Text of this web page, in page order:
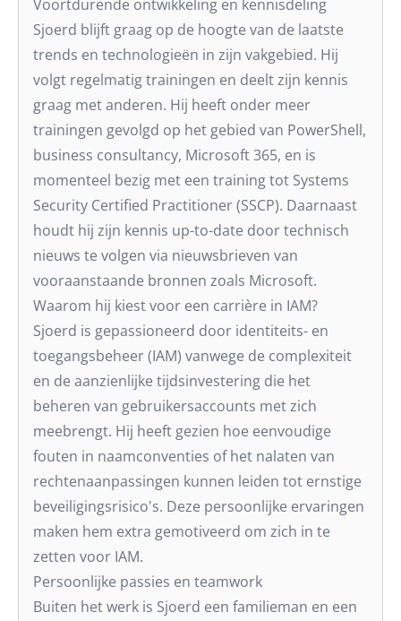
Voortdurende ontwikkeling en kennisdeling
Sjoerd blijft graag op de hoogte van de laatste
trends en technologieën in zijn vakgebied. Hij
volgt regelmatig trainingen en deelt zijn kennis
graag met anderen. Hij heeft onder meer
trainingen gevolgd op het gebied van PowerShell,
business consultancy, Microsoft 365, en is
momenteel bezig met een training tot Systems
Security Certified Practitioner (SSCP). Daarnaast
houdt hij zijn kennis up-to-date door technisch
nieuws te volgen via nieuwsbrieven van
vooraanstaande bronnen zoals Microsoft.
Waarom hij kiest voor een carrière in IAM?
Sjoerd is gepassioneerd door identiteits- en
toegangsbeheer (IAM) vanwege de complexiteit
en de aanzienlijke tijdsinvestering die het
beheren van gebruikersaccounts met zich
meebrengt. Hij heeft gezien hoe eenvoudige
fouten in naamconventies of het nalaten van
rechtenaanpassingen kunnen leiden tot ernstige
beveiligingsrisico's. Deze persoonlijke ervaringen
maken hem extra gemotiveerd om zich in te
zetten voor IAM.
Persoonlijke passies en teamwork
Buiten het werk is Sjoerd een familieman en een